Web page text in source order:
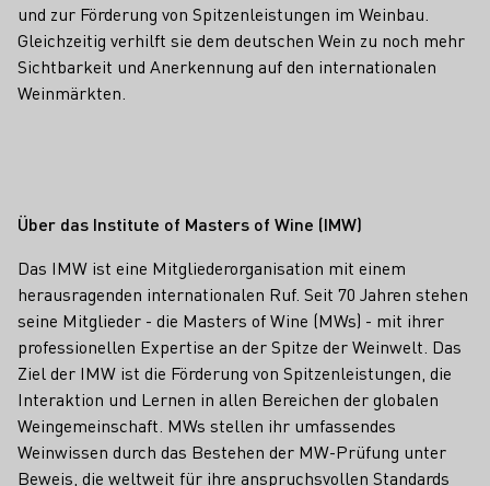
und zur Förderung von Spitzenleistungen im Weinbau.
Gleichzeitig verhilft sie dem deutschen Wein zu noch mehr
Sichtbarkeit und Anerkennung auf den internationalen
Weinmärkten.
Über das Institute of Masters of Wine (IMW)
Das IMW ist eine Mitgliederorganisation mit einem
herausragenden internationalen Ruf. Seit 70 Jahren stehen
seine Mitglieder - die Masters of Wine (MWs) - mit ihrer
professionellen Expertise an der Spitze der Weinwelt. Das
Ziel der IMW ist die Förderung von Spitzenleistungen, die
Interaktion und Lernen in allen Bereichen der globalen
Weingemeinschaft. MWs stellen ihr umfassendes
Weinwissen durch das Bestehen der MW-Prüfung unter
Beweis, die weltweit für ihre anspruchsvollen Standards